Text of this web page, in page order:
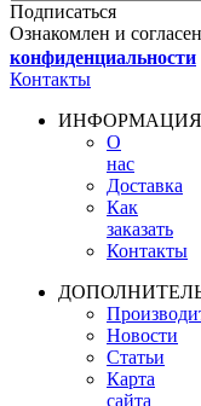
Подписаться
Ознакомлен и
конфиденциальности
Контакты
ИНФОРМАЦИЯ
О
нас
Доставка
Как
заказать
Контакты
Новости
Статьи
Карта
сайта